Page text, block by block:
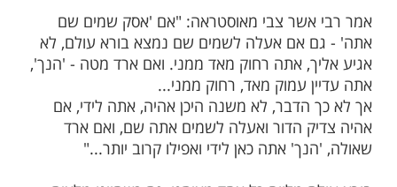
הבן: "אדוני, ראית את אבא שלי?"
"אתה על הכתפיים שלו..." (רש"י בשלח)
ליווה את עם ישראל בעמוד ענן ביום ובעמוד
להאיר להם את הדרך, רצונו לומר: "אני אתכם